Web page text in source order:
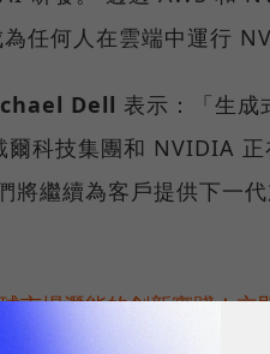
任何人在雲端中運行
Dell 表示：「生
科技集團和 NVIDIA
繼續為客戶提供下一
市場潛能的創新實踐！立